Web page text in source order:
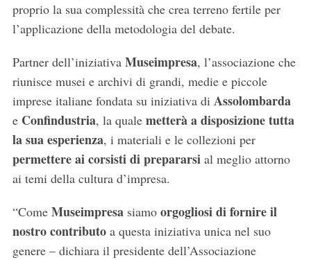
proprio la sua complessità che crea terreno fertile per
l’applicazione della metodologia del debate.
Partner dell’iniziativa Museimpresa, l’associazione che
riunisce musei e archivi di grandi, medie e piccole
imprese italiane fondata su iniziativa di Assolombarda
e Confindustria, la quale metterà a disposizione tutta
la sua esperienza, i materiali e le collezioni per
permettere ai corsisti di prepararsial meglio attorno
ai temi della cultura d’impresa.
“Come Museimpresasiamo orgogliosi di fornire il
nostro contributoa questa iniziativa unica nel suo
genere – dichiara il presidente dell’Associazione